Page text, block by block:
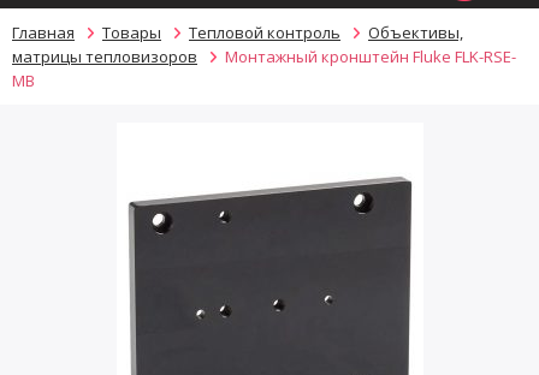
Главная Товары Тепловой контроль
Объективы,
матрицы тепловизоров
Монтажный кронштейн Fluke FLK-RSE-
MB